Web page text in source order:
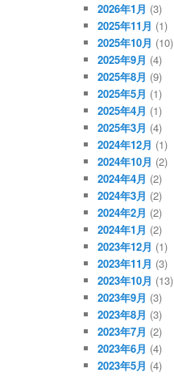
2026年1月 (3)
2025年11月 (1)
2025年10月 (10)
2025年9月 (4)
2025年8月 (9)
2025年5月 (1)
2025年4月 (1)
2025年3月 (4)
2024年12月 (1)
2024年10月 (2)
2024年4月 (2)
2024年3月 (2)
2024年2月 (2)
2024年1月 (2)
2023年12月 (1)
2023年11月 (3)
2023年10月 (13)
2023年9月 (3)
2023年8月 (3)
2023年7月 (2)
2023年6月 (4)
2023年5月 (4)